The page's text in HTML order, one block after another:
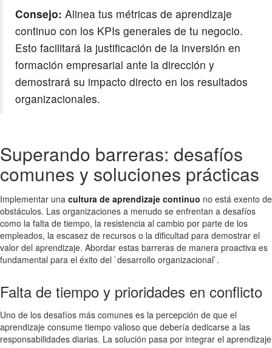
Consejo: Alinea tus métricas de aprendizaje
continuo con los KPIs generales de tu negocio.
Esto facilitará la justificación de la inversión en
formación empresarial ante la dirección y
demostrará su impacto directo en los resultados
organizacionales.
Superando barreras: desafíos
comunes y soluciones prácticas
Implementar una cultura de aprendizaje continuo no está exento de
obstáculos. Las organizaciones a menudo se enfrentan a desafíos
como la falta de tiempo, la resistencia al cambio por parte de los
empleados, la escasez de recursos o la dificultad para demostrar el
valor del aprendizaje. Abordar estas barreras de manera proactiva es
fundamental para el éxito del `desarrollo organizacional`.
Falta de tiempo y prioridades en conflicto
Uno de los desafíos más comunes es la percepción de que el
aprendizaje consume tiempo valioso que debería dedicarse a las
responsabilidades diarias. La solución pasa por integrar el aprendizaje